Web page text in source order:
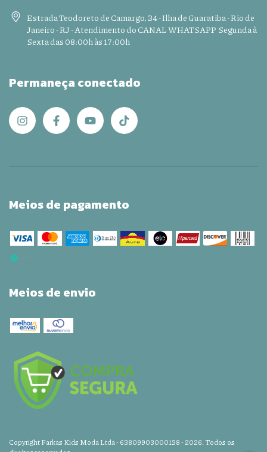
Estrada Teodoreto de Camargo, 34 - Ilha de Guaratiba - Rio de
Janeiro - RJ - Atendimento do CANAL WHATSAPP Segunda à
Sexta das 08:00h às 17:00h
Permaneça conectado
Meios de pagamento
Meios de envio
Copyright Farkas Kids Moda Ltda - 63809903000138 - 2026. Todos os